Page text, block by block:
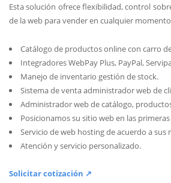
Esta solución ofrece flexibilidad, control
de la web para vender en cualquier
Catálogo de productos online con carro
Integradores WebPay Plus, PayPal,
Manejo de inventario gestión de stock.
Sistema de venta administrador web de
Administrador web de catálogo,
Posicionamos su sitio web en las
Servicio de web hosting de acuerdo a sus
Atención y servicio personalizado.
Solicitar cotización ↗